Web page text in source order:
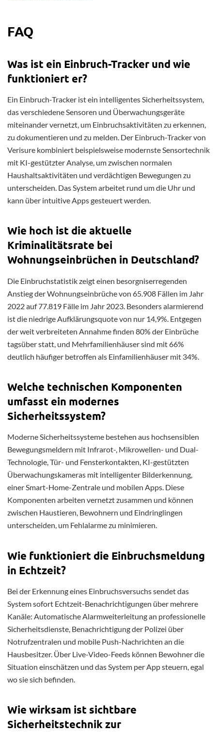
FAQ
Was ist ein Einbruch-Tracker und wie
funktioniert er?
Ein Einbruch-Tracker ist ein intelligentes Sicherheitssystem,
das verschiedene Sensoren und Überwachungsgeräte
miteinander vernetzt, um Einbruchsaktivitäten zu erkennen,
zu dokumentieren und zu melden. Der Einbruch-Tracker von
Verisure kombiniert beispielsweise modernste Sensortechnik
mit KI-gestützter Analyse, um zwischen normalen
Haushaltsaktivitäten und verdächtigen Bewegungen zu
unterscheiden. Das System arbeitet rund um die Uhr und
kann über intuitive Apps gesteuert werden.
Wie hoch ist die aktuelle
Kriminalitätsrate bei
Wohnungseinbrüchen in Deutschland?
Die Einbruchstatistik zeigt einen besorgniserregenden
Anstieg der Wohnungseinbrüche von 65.908 Fällen im Jahr
2022 auf 77.819 Fälle im Jahr 2023. Besonders alarmierend
ist die niedrige Aufklärungsquote von nur 14,9%. Entgegen
der weit verbreiteten Annahme finden 80% der Einbrüche
tagsüber statt, und Mehrfamilienhäuser sind mit 66%
deutlich häufiger betroffen als Einfamilienhäuser mit 34%.
Welche technischen Komponenten
umfasst ein modernes
Sicherheitssystem?
Moderne Sicherheitssysteme bestehen aus hochsensiblen
Bewegungsmeldern mit Infrarot-, Mikrowellen- und Dual-
Technologie, Tür- und Fensterkontakten, KI-gestützten
Überwachungskameras mit intelligenter Bilderkennung,
einer Smart-Home-Zentrale und mobilen Apps. Diese
Komponenten arbeiten vernetzt zusammen und können
zwischen Haustieren, Bewohnern und Eindringlingen
unterscheiden, um Fehlalarme zu minimieren.
Wie funktioniert die Einbruchsmeldung
in Echtzeit?
Bei der Erkennung eines Einbruchsversuchs sendet das
System sofort Echtzeit-Benachrichtigungen über mehrere
Kanäle: Automatische Alarmweiterleitung an professionelle
Sicherheitsdienste, Benachrichtigung der Polizei über
Notrufzentralen und mobile Push-Nachrichten an die
Hausbesitzer. Über Live-Video-Feeds können Bewohner die
Situation einschätzen und das System per App steuern, egal
wo sie sich befinden.
Wie wirksam ist sichtbare
Sicherheitstechnik zur